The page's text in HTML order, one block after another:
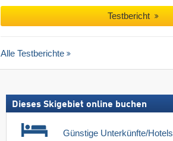
Testbericht
Alle Testberichte
Dieses Skigebiet online buchen
Günstige Unterkünfte/Hotels